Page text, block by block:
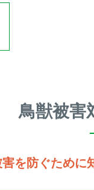
鳥獣被害
を防ぐために